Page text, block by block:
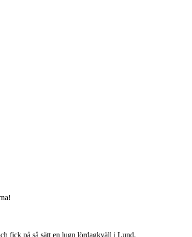
fick på så sätt en lugn lördagkväll i Lund.